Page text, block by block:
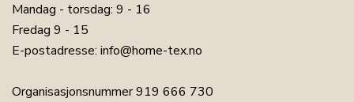
Mandag - torsdag: 9 - 16
Fredag 9 - 15
E-postadresse: info@home-tex.no
Organisasjonsnummer 919 666 730